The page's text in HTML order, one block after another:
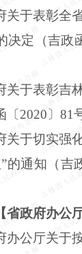
关于表彰全
决定（吉政
关于表彰吉
〔2020〕 81
关于切实强
的通知（吉
【省政府办公
办公厅关于